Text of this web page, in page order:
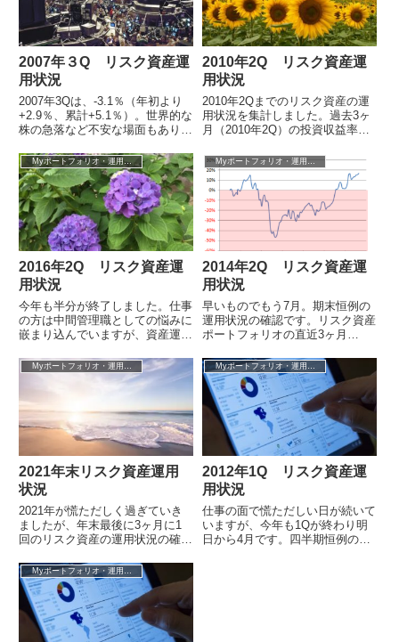
2007年３Q リスク資産運
用状況
2007年3Qは、-3.1％（年初より
+2.9％、累計+5.1％）。世界的な
株の急落など不安な場面もありま
定している変動幅に入って...
2010年2Q リスク資産運
用状況
2010年2Qまでのリスク資産の運
用状況を集計しました。過去3ヶ
月（2010年2Q）の投資収益率
年2月にリスク資産への...
Myポートフォリオ・運用成績
2016年2Q リスク資産運
用状況
今年も半分が終了しました。仕事
の方は中間管理職としての悩みに
嵌まり込んでいますが、資産運用
タイルで着々と前に進んでいると
思います。...
Myポートフォリオ・運用成績
2014年2Q リスク資産運
用状況
早いものでもう7月。期末恒例の
運用状況の確認です。リスク資産
ポートフォリオの直近3ヶ月
+2.22％。2006年2月にリスク資
産へ...
Myポートフォリオ・運用成績
2021年末リスク資産運用
状況
2021年が慌ただしく過ぎていき
ましたが、年末最後に3ヶ月に1
回のリスク資産の運用状況の確認
す。我が家のリスク資産ポートフ
ォリオ全...
Myポートフォリオ・運用成績
2012年1Q リスク資産運
用状況
仕事の面で慌ただしい日が続いて
いますが、今年も1Qが終わり明
日から4月です。四半期恒例の保
Myポートフォリオ・運用成績